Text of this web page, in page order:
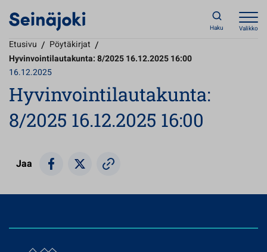
Haku Valikko
Etusivu / Pöytäkirjat /
Hyvinvointilautakunta: 8/2025 16.12.2025 16:00
16.12.2025
Hyvinvointilautakunta:
8/2025 16.12.2025 16:00
Jaa